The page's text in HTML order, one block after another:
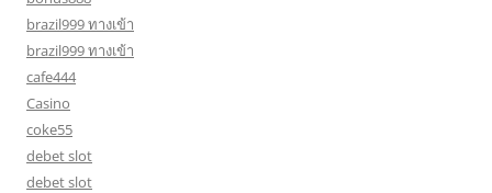
brazil999 ทางเข้า
brazil999 ทางเข้า
cafe444
Casino
coke55
debet slot
debet slot